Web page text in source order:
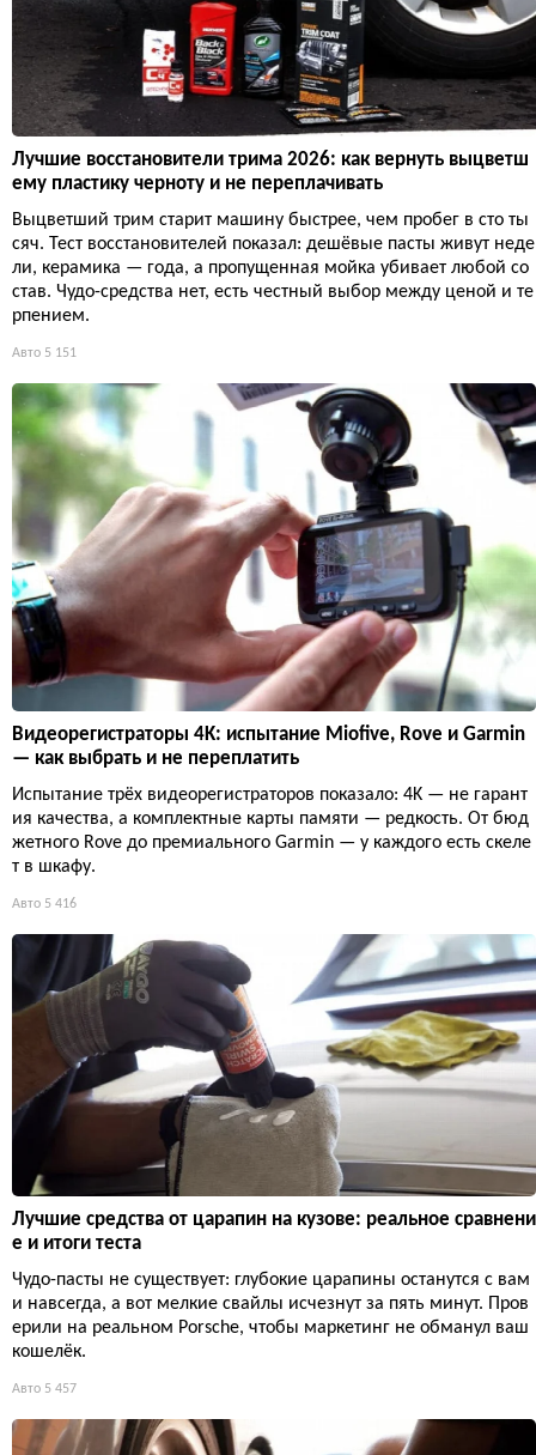
Лучшие восстановители трима 2026: как вернуть выцветш
ему пластику черноту и не переплачивать
Выцветший трим старит машину быстрее, чем пробег в сто ты
сяч. Тест восстановителей показал: дешёвые пасты живут неде
ли, керамика — года, а пропущенная мойка убивает любой со
став. Чудо-средства нет, есть честный выбор между ценой и те
рпением.
Авто 5 151
Видеорегистраторы 4K: испытание Miofive, Rove и Garmin
— как выбрать и не переплатить
Испытание трёх видеорегистраторов показало: 4K — не гарант
ия качества, а комплектные карты памяти — редкость. От бюд
жетного Rove до премиального Garmin — у каждого есть скеле
т в шкафу.
Авто 5 416
Лучшие средства от царапин на кузове: реальное сравнени
е и итоги теста
Чудо-пасты не существует: глубокие царапины останутся с вам
и навсегда, а вот мелкие свайлы исчезнут за пять минут. Пров
ерили на реальном Porsche, чтобы маркетинг не обманул ваш
кошелёк.
Авто 5 457